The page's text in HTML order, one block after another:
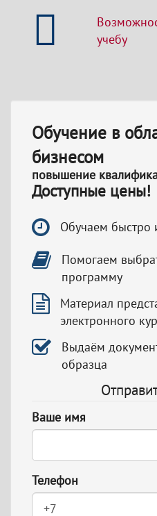
учебу
Обучение в
бизнесом
повышение
Доступные цены!
Обучаем быстро
Помогаем
программу
Материал
электронного
Выдаём
образца
Ваше имя
Телефон